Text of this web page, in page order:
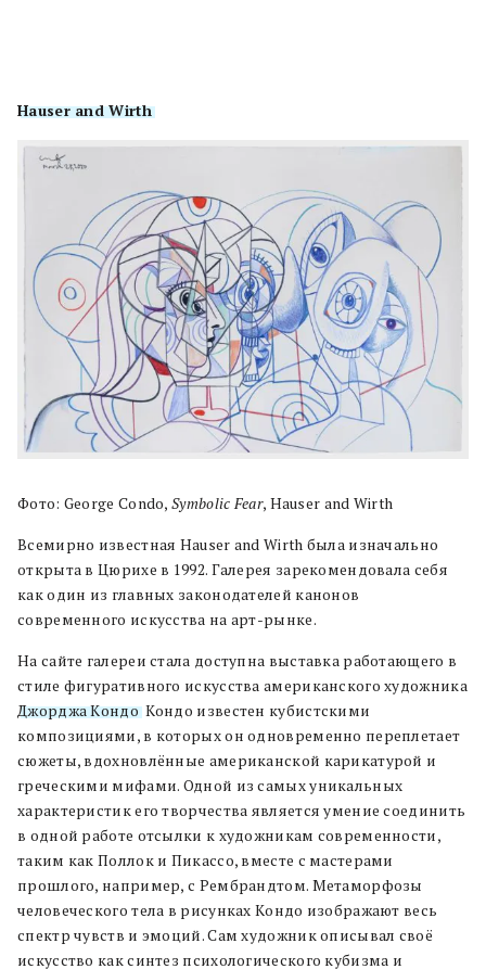
Hauser and Wirth
Фото: George Condo, Symbolic Fear, Hauser and Wirth
Всемирно известная Hauser and Wirth была изначально
открыта в Цюрихе в 1992. Галерея зарекомендовала себя
как один из главных законодателей канонов
современного искусства на арт-рынке.
На сайте галереи стала доступна выставка работающего в
стиле фигуративного искусства американского художника
Джорджа Кондо. Кондо известен кубистскими
композициями, в которых он одновременно переплетает
сюжеты, вдохновлённые американской карикатурой и
греческими мифами. Одной из самых уникальных
характеристик его творчества является умение соединить
в одной работе отсылки к художникам современности,
таким как Поллок и Пикассо, вместе с мастерами
прошлого, например, с Рембрандтом. Метаморфозы
человеческого тела в рисунках Кондо изображают весь
спектр чувств и эмоций. Сам художник описывал своё
искусство как синтез психологического кубизма и